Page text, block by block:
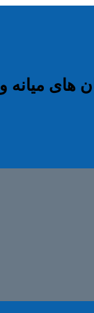
های